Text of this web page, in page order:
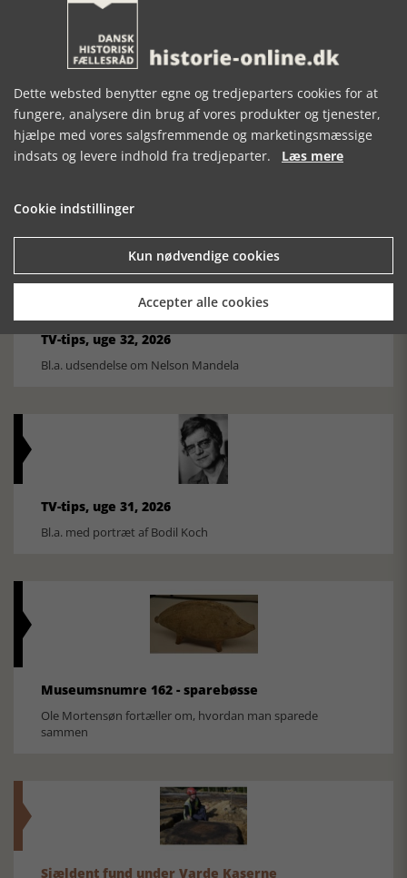
FOBURGH Faaborg Internationale Historie Festival 2026 30.
oktober - 1. november 2026
TV-tips, uge 32, 2026
Bl.a. udsendelse om Nelson Mandela
TV-tips, uge 31, 2026
Bl.a. med portræt af Bodil Koch
Museumsnumre 162 - sparebøsse
Ole Mortensøn fortæller om, hvordan man sparede
sammen
Sjældent fund under Varde Kaserne
Dette websted benytter egne og tredjeparters cookies for at
fungere, analysere din brug af vores produkter og tjenester,
hjælpe med vores salgsfremmende og marketingsmæssige
indsats og levere indhold fra tredjeparter. Læs mere
Cookie indstillinger
Kun nødvendige cookies
Accepter alle cookies